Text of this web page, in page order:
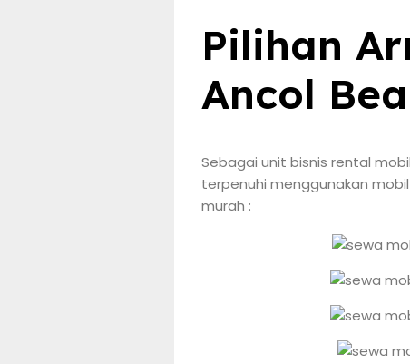
Pilihan
Ancol
Sebagai unit bisnis rental
terpenuhi menggunakan
murah :